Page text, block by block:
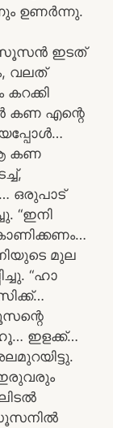
ഉണർന്നു.
സൂസൻ ഇടത്
വലത്
കണ എന്റെ
കണ
ഒരുപാട്
“ഇനി
മുല
“ഹാ
ഇളക്ക്…
ഇരുവരും
സൂസനിൽ